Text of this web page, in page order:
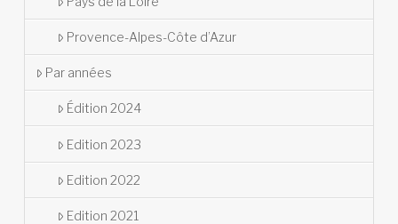
Provence-Alpes-Côte d’Azur
Par années
Édition 2024
Edition 2023
Edition 2022
Edition 2021